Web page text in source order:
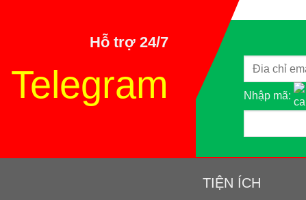
Hỗ trợ 24/7
Telegram Nhập mã:
TIỆN ÍCH